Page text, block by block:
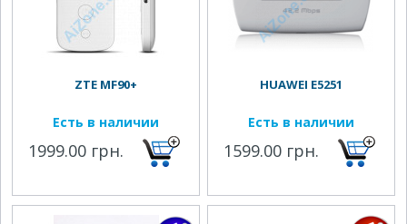
ZTE MF90+
Есть в наличии
1999.00 грн.
HUAWEI E5251
Есть в наличии
1599.00 грн.